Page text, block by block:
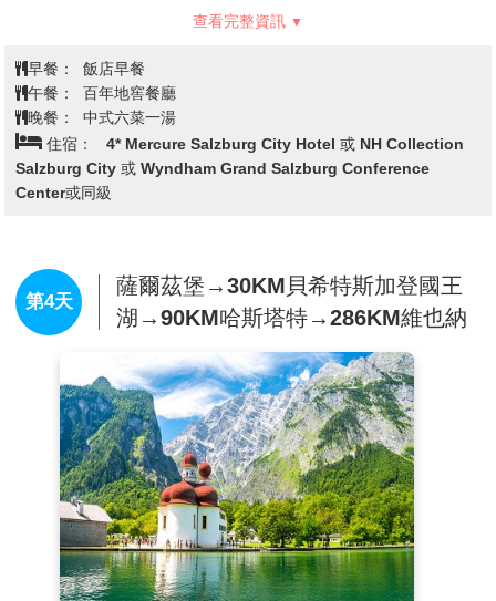
【薩爾茲堡Salzburg】以悠揚的音樂與巴洛克建築聞
街巷與薩爾茲河相映成趣。霍亨薩爾茲堡堡壘俯瞰整座
城市，展現壯麗景觀，米拉貝爾花園四季皆美，如詩如
畫。濃厚的文化氛圍與迷人的歐洲風情，使這座城市散
發獨特魅力。
查看完整資訊
早餐：
飯店早餐
午餐：
百年地窖餐廳
晚餐：
中式六菜一湯
住宿：
4* Mercure Salzburg City Hotel 或 NH Collection
Salzburg City 或 Wyndham Grand Salzburg Conference
Center或同級
第4天
薩爾茲堡→30KM貝希特斯加登國王
湖→90KM哈斯塔特→286KM維也納